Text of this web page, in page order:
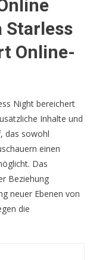
Starless
Online-
Night bereichert
Inhalte und
das sowohl
einen
Das
Beziehung
neuer Ebenen von
die